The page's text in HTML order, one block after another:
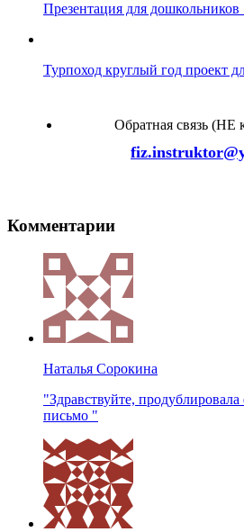
Презентация для дошкольников
Турпоход круглый год проект
Обратная связь (НЕ
Комментарии
Наталья Сорокина
"Здравствуйте,
письмо "